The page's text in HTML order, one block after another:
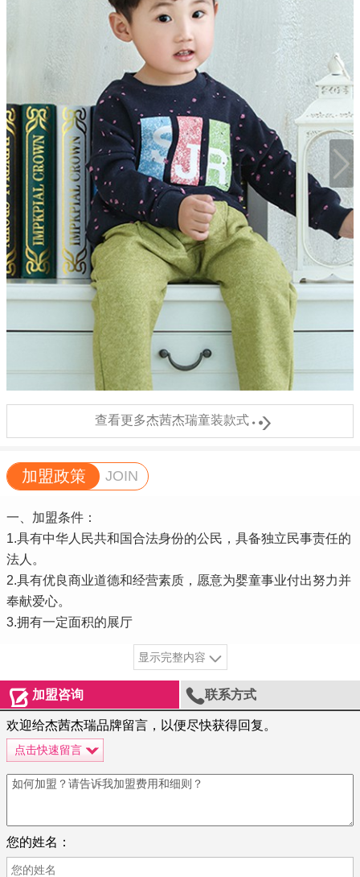
查看更多杰茜杰瑞童装款式
加盟政策 JOIN
一、加盟条件：
1.具有中华人民共和国合法身份的公民，具备独立民事责任的
法人。
2.具有优良商业道德和经营素质，愿意为婴童事业付出努力并
奉献爱心。
3.拥有一定面积的展厅
显示完整内容
加盟咨询 联系方式
欢迎给杰茜杰瑞品牌留言，以便尽快获得回复。
点击快速留言
您的姓名：